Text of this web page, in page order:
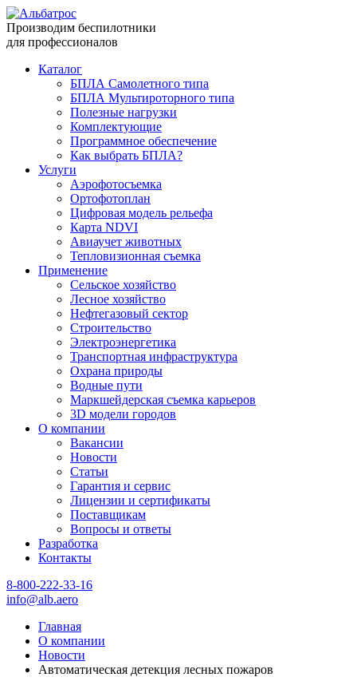
Производим беспилотники
для профессионалов
Каталог
БПЛА Самолетного типа
БПЛА Мультироторного типа
Полезные нагрузки
Комплектующие
Программное обеспечение
Как выбрать БПЛА?
Услуги
Аэрофотосъемка
Ортофотоплан
Цифровая модель рельефа
Карта NDVI
Авиаучет животных
Тепловизионная съемка
Применение
Сельское хозяйство
Лесное хозяйство
Нефтегазовый сектор
Строительство
Электроэнергетика
Транспортная инфраструктура
Охрана природы
Водные пути
Маркшейдерская съемка карьеров
3D модели городов
О компании
Вакансии
Новости
Статьи
Гарантия и сервис
Лицензии и сертификаты
Поставщикам
Вопросы и ответы
Разработка
Контакты
8-800-222-33-16
info@alb.aero
Главная
О компании
Новости
Автоматическая детекция лесных пожаров